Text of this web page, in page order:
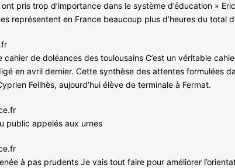
pris trop d’importance dans le système d’éducation »
représentent en France beaucoup plus d’heures du total
cahier de doléances des toulousains C’est un véritable
en avril dernier. Cette synthèse des attentes formulées
Feilhès, aujourd’hui élève de terminale à Fermat.
public appelés aux urnes
à pas prudents Je vais tout faire pour améliorer